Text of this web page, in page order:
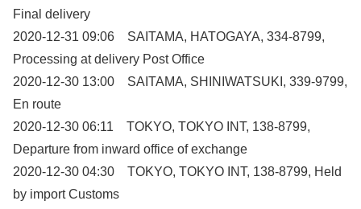
Final delivery
2020-12-31 09:06 SAITAMA, HATOGAYA, 334-8799,
Processing at delivery Post Office
2020-12-30 13:00 SAITAMA, SHINIWATSUKI, 339-9799,
En route
2020-12-30 06:11 TOKYO, TOKYO INT, 138-8799,
Departure from inward office of exchange
2020-12-30 04:30 TOKYO, TOKYO INT, 138-8799, Held
by import Customs